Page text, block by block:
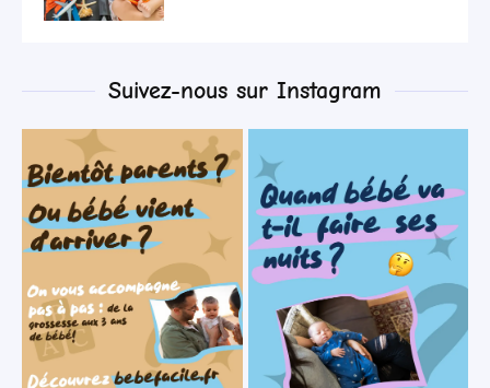
Suivez-nous sur Instagram